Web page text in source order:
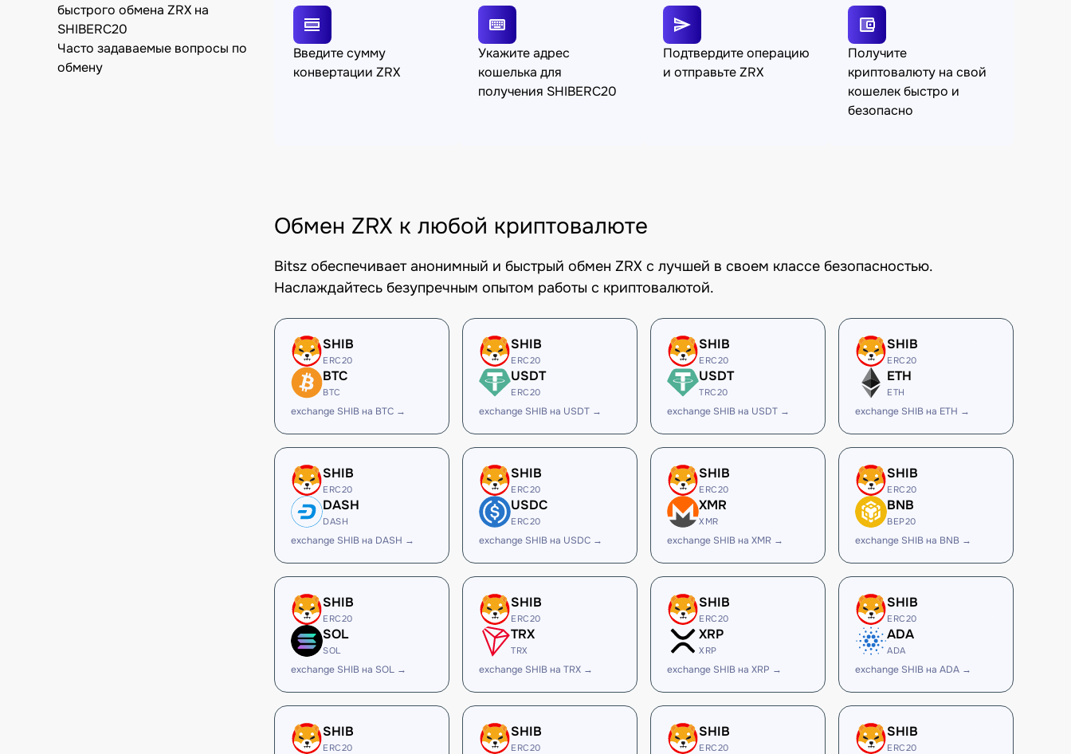
быстрого обмена ZRX на
SHIBERC20
Часто задаваемые вопросы по
обмену
Введите сумму
конвертации ZRX
Укажите адрес
кошелька для
получения SHIBERC20
Подтвердите операцию
и отправьте ZRX
Получите
криптовалюту на свой
кошелек быстро и
безопасно
Обмен ZRX к любой криптовалюте
Bitsz обеспечивает анонимный и быстрый обмен ZRX с лучшей в своем классе безопасностью.
Наслаждайтесь безупречным опытом работы с криптовалютой.
SHIB
ERC20
BTC
BTC
exchange SHIB на BTC →
SHIB
ERC20
USDT
ERC20
exchange SHIB на USDT →
SHIB
ERC20
USDT
TRC20
exchange SHIB на USDT →
SHIB
ERC20
ETH
ETH
exchange SHIB на ETH →
SHIB
ERC20
DASH
DASH
exchange SHIB на DASH →
SHIB
ERC20
USDC
ERC20
exchange SHIB на USDC →
SHIB
ERC20
XMR
XMR
exchange SHIB на XMR →
SHIB
ERC20
BNB
BEP20
exchange SHIB на BNB →
SHIB
ERC20
SOL
SOL
exchange SHIB на SOL →
SHIB
ERC20
TRX
TRX
exchange SHIB на TRX →
SHIB
ERC20
XRP
XRP
exchange SHIB на XRP →
SHIB
ERC20
ADA
ADA
exchange SHIB на ADA →
SHIB
ERC20
SHIB
ERC20
SHIB
ERC20
SHIB
ERC20